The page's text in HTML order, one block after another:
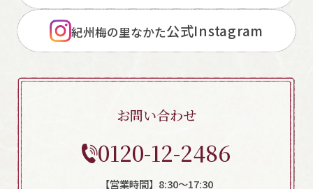
紀州梅の里なかた公式Instagram
お問い合わせ
0120-12-2486
【営業時間】8:30～17:30